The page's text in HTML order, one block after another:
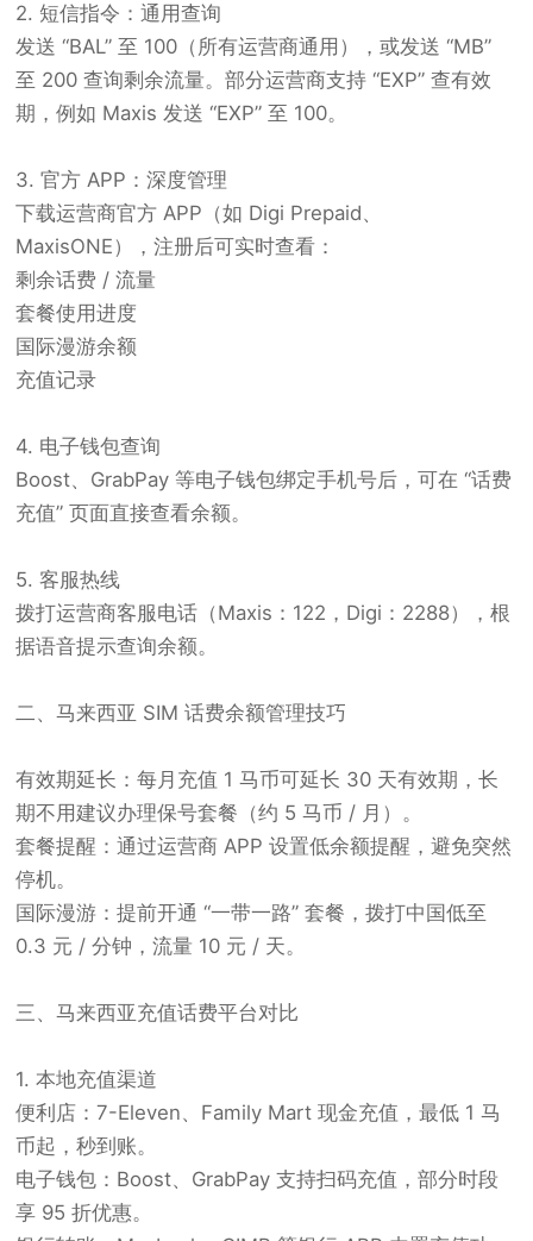
2. 短信指令：通用查询
发送 “BAL” 至 100（所有运营商通用），或发送 “MB”
至 200 查询剩余流量。部分运营商支持 “EXP” 查有效
期，例如 Maxis 发送 “EXP” 至 100。
3. 官方 APP：深度管理
下载运营商官方 APP（如 Digi Prepaid、
MaxisONE），注册后可实时查看：
剩余话费 / 流量
套餐使用进度
国际漫游余额
充值记录
4. 电子钱包查询
Boost、GrabPay 等电子钱包绑定手机号后，可在 “话费
充值” 页面直接查看余额。
5. 客服热线
拨打运营商客服电话（Maxis：122，Digi：2288），根
据语音提示查询余额。
二、马来西亚 SIM 话费余额管理技巧
有效期延长：每月充值 1 马币可延长 30 天有效期，长
期不用建议办理保号套餐（约 5 马币 / 月）。
套餐提醒：通过运营商 APP 设置低余额提醒，避免突然
停机。
国际漫游：提前开通 “一带一路” 套餐，拨打中国低至
0.3 元 / 分钟，流量 10 元 / 天。
三、马来西亚充值话费平台对比
1. 本地充值渠道
便利店：7-Eleven、Family Mart 现金充值，最低 1 马
币起，秒到账。
电子钱包：Boost、GrabPay 支持扫码充值，部分时段
享 95 折优惠。